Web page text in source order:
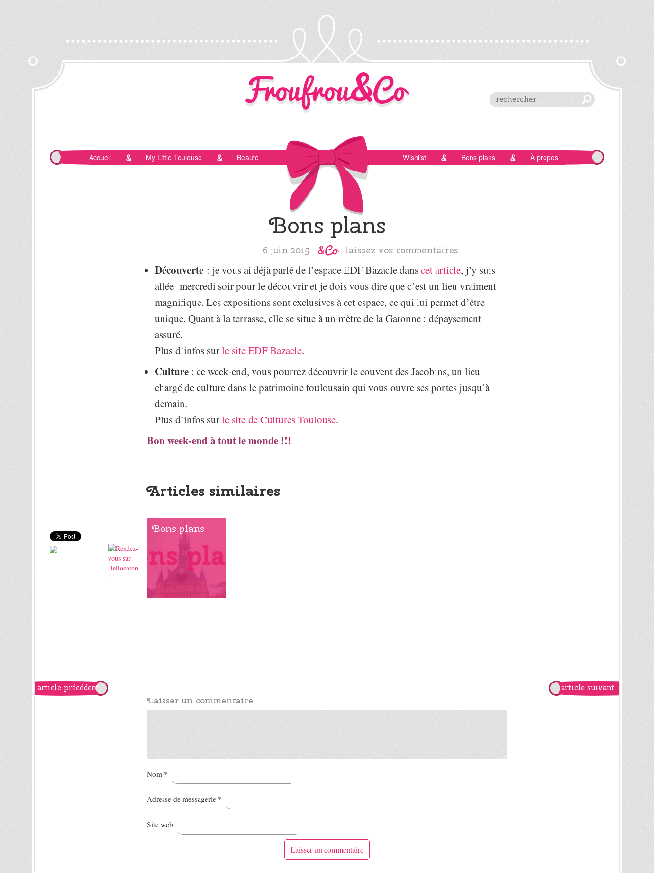
Accueil My Little Toulouse Beauté Wishlist Bons plans À propos
Bons plans
6 juin 2015 laissez vos commentaires
Découverte : je vous ai déjà parlé de l’espace EDF Bazacle danscet article, j’y suis
allée mercredi soir pour le découvrir et je dois vous dire que c’est un lieu vraiment
magnifique. Les expositions sont exclusives à cet espace, ce qui lui permet d’être
unique. Quant à la terrasse, elle se situe à un mètre de la Garonne : dépaysement
assuré.
Plus d’infos surle site EDF Bazacle.
Culture : ce week-end, vous pourrez découvrir le couvent des Jacobins, un lieu
chargé de culture dans le patrimoine toulousain qui vous ouvre ses portes jusqu’à
demain.
Plus d’infos surle site de Cultures Toulouse.
Bon week-end à tout le monde !!!
Articles similaires
Bons plans
article précédent article suivant
Laisser un commentaire
Nom *
Adresse de messagerie *
Site web